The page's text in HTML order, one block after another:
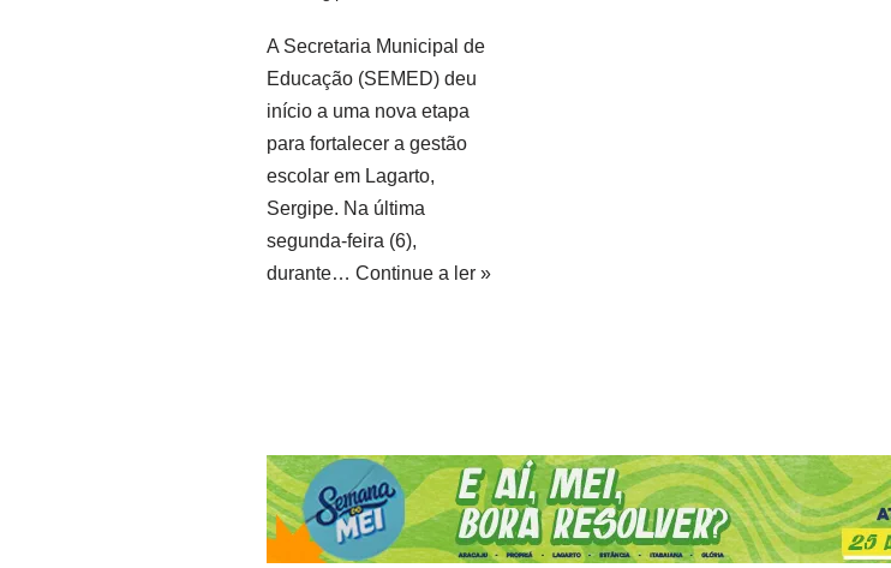
A Secretaria Municipal de
Educação (SEMED) deu
início a uma nova etapa
para fortalecer a gestão
escolar em Lagarto,
Sergipe. Na última
segunda-feira (6),
durante… Continue a ler »